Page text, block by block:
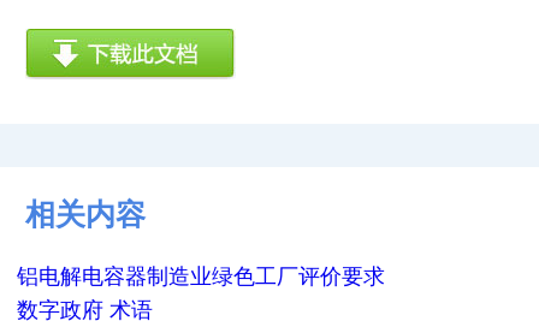
相关内容
铝电解电容器制造业绿色工厂评价要求
数字政府 术语